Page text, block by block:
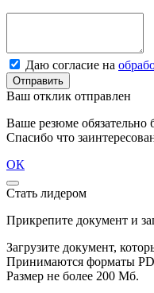
Даю согласие на
Отправить
Ваш отклик отправлен
Ваше резюме обязательно
Спасибо что
ОК
Стать лидером
Прикрепите документ и
Загрузите документ,
Принимаются форматы
Размер не более 200 Мб.